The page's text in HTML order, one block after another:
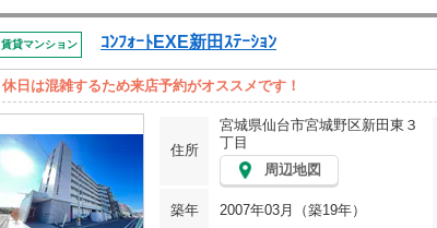
賃貸マンション ｺﾝﾌｫｰﾄEXE新田ｽﾃｰｼｮﾝ
休日は混雑するため来店予約がオススメです！
住所
宮城県仙台市宮城野区新田東３
丁目
周辺地図
築年
2007年03月（築19年）